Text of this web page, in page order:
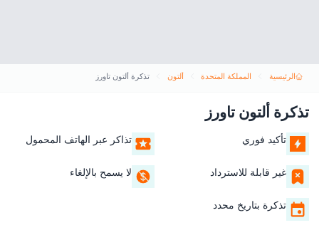
الرئيسية المملكة المتحدة ألتون تذكرة ألتون تاورز
تذكرة ألتون تاورز
تأكيد فوري تذاكر عبر الهاتف المحمول
غير قابلة للاسترداد لا يسمح بالإلغاء
تذكرة بتاريخ محدد